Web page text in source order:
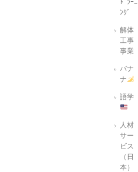
ﾝｸﾞ
解体
工事
事業
バナ
ナ
語学
人材
サー
ビス
（日
本）